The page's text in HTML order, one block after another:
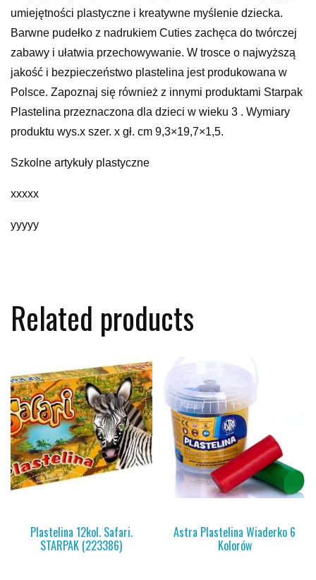
umiejętności plastyczne i kreatywne myślenie dziecka.
Barwne pudełko z nadrukiem Cuties zachęca do twórczej
zabawy i ułatwia przechowywanie. W trosce o najwyższą
jakość i bezpieczeństwo plastelina jest produkowana w
Polsce. Zapoznaj się również z innymi produktami Starpak
Plastelina przeznaczona dla dzieci w wieku 3 . Wymiary
produktu wys.x szer. x gł. cm 9,3×19,7×1,5.
Szkolne artykuły plastyczne
xxxxx
yyyyy
Related products
Plastelina 12kol. Safari.
STARPAK (223386)
Astra Plastelina Wiaderko 6
Kolorów